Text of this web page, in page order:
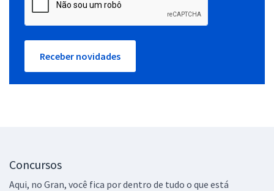
Receber novidades
Concursos
Aqui, no Gran, você fica por dentro de tudo o que está